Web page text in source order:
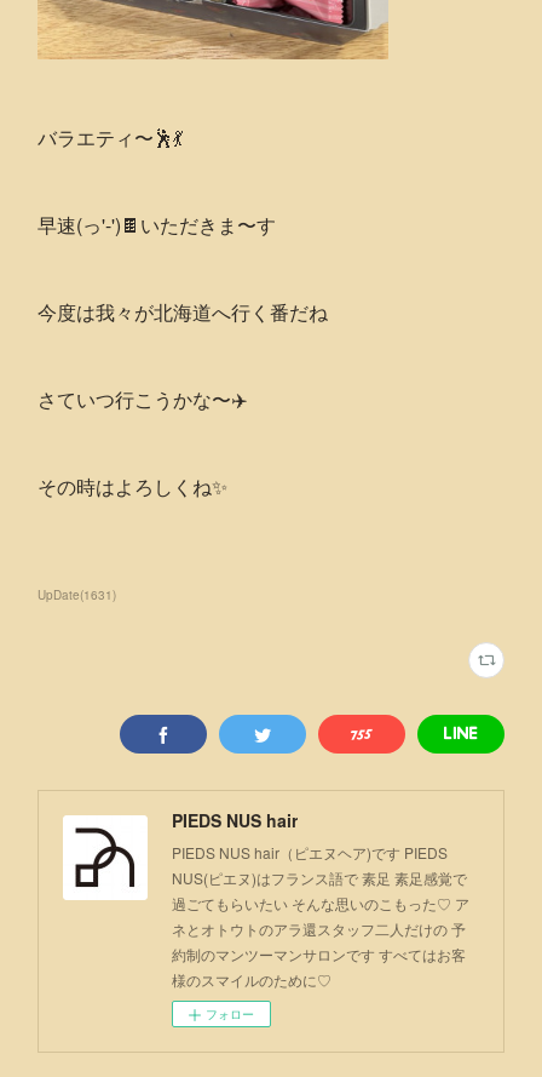
バラエティ〜🕺💃
早速(っ'-')🍫いただきま〜す
今度は我々が北海道へ行く番だね
さていつ行こうかな〜✈️
その時はよろしくね✨
UpDate(1631)
PIEDS NUS hair
PIEDS NUS hair（ピエヌヘア)です PIEDS
NUS(ピエヌ)はフランス語で 素足 素足感覚で
過ごてもらいたい そんな思いのこもった♡ ア
ネとオトウトのアラ還スタッフ二人だけの 予
約制のマンツーマンサロンです すべてはお客
様のスマイルのために♡
フォロー